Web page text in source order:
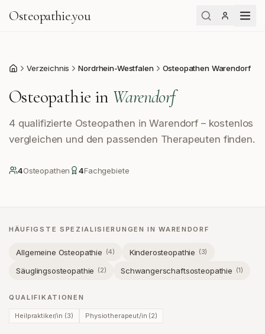
Osteopathie.you
Start Verzeichnis Nordrhein-Westfalen Osteopathen Warendorf
Osteopathie in Warendorf
4 qualifizierte Osteopathen in Warendorf – kostenlos
vergleichen und den passenden Therapeuten finden.
4Osteopathen 4Fachgebiete
HÄUFIGSTE SPEZIALISIERUNGEN INWARENDORF
Allgemeine Osteopathie (4) Kinderosteopathie (3)
Säuglingsosteopathie (2) Schwangerschaftsosteopathie (1)
QUALIFIKATIONEN
Heilpraktiker/in (3) Physiotherapeut/in (2)